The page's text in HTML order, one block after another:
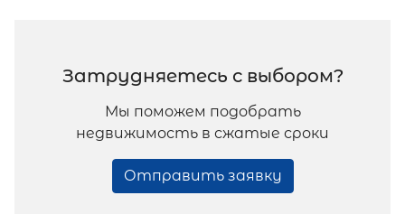
Затрудняетесь с выбором?
Мы поможем подобрать
недвижимость в сжатые сроки
Отправить заявку